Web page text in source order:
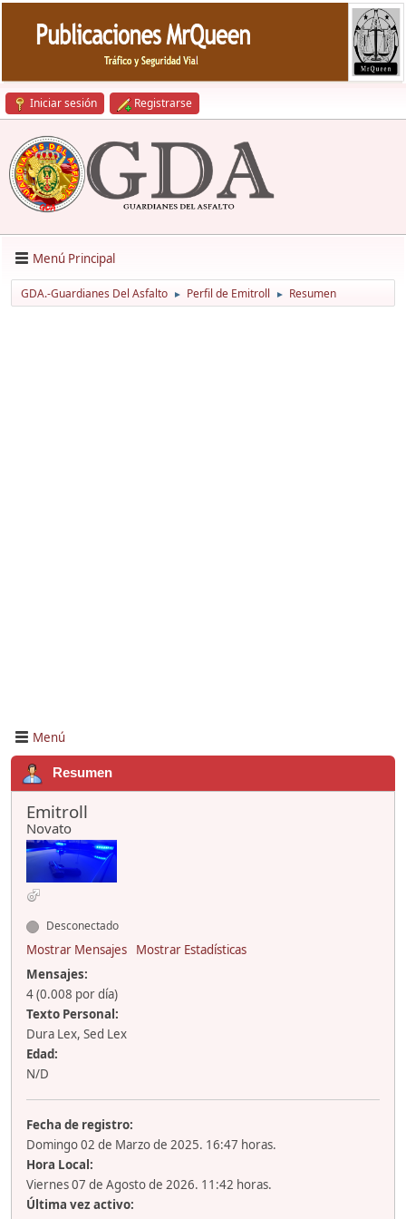
Iniciar sesión Registrarse
Menú Principal
GDA.-Guardianes Del Asfalto ► Perfil de Emitroll ► Resumen
Menú
Resumen
Emitroll
Novato
Desconectado
Mostrar Mensajes
Mostrar Estadísticas
Mensajes:
4 (0.008 por día)
Texto Personal:
Dura Lex, Sed Lex
Edad:
N/D
Fecha de registro:
Domingo 02 de Marzo de 2025. 16:47 horas.
Hora Local:
Viernes 07 de Agosto de 2026. 11:42 horas.
Última vez activo: